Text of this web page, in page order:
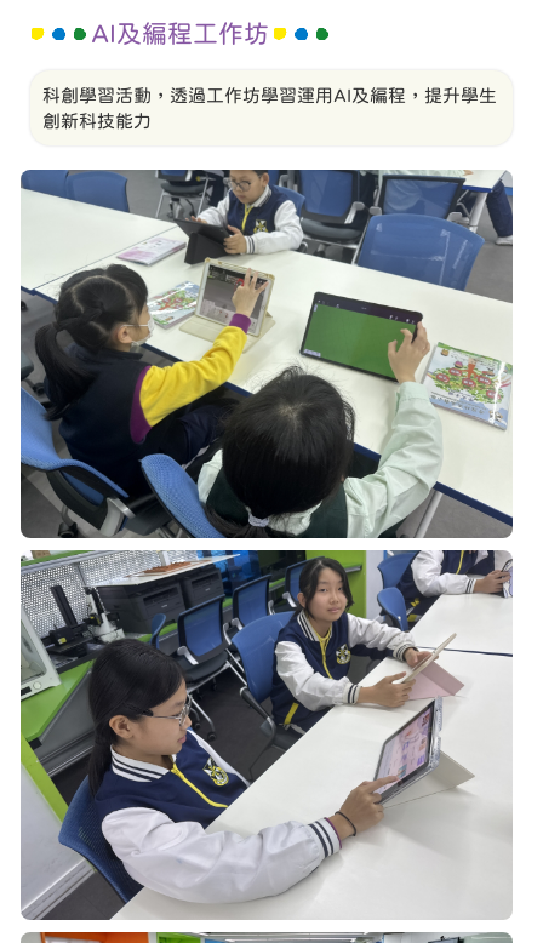
AI及編程工作坊
科創學習活動，透過工作坊學習運用AI及編程，提升學生
創新科技能力